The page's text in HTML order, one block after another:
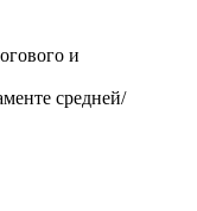
и
средней/